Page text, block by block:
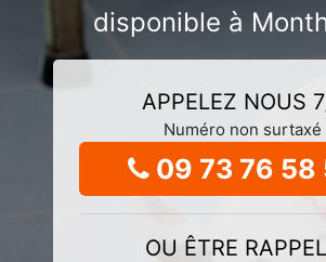
disponible à
APPELEZ NOUS
Numéro non surtaxé
09 73 76 58
OU ÊTRE